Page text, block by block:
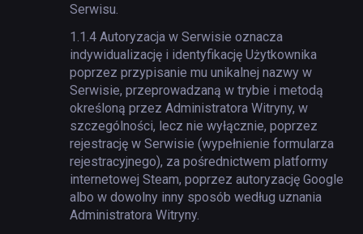
Serwisu.
1.1.4 Autoryzacja w Serwisie oznacza
indywidualizację i identyfikację Użytkownika
poprzez przypisanie mu unikalnej nazwy w
Serwisie, przeprowadzaną w trybie i metodą
określoną przez Administratora Witryny, w
szczególności, lecz nie wyłącznie, poprzez
rejestrację w Serwisie (wypełnienie formularza
rejestracyjnego), za pośrednictwem platformy
internetowej Steam, poprzez autoryzację Google
albo w dowolny inny sposób według uznania
Administratora Witryny.